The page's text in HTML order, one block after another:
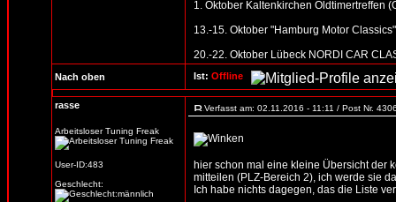
1. Oktober Kaltenkirchen Oldtimertreffen
13.-15. Oktober "Hamburg Motor
20.-22. Oktober Lübeck NORDI CAR
Nach oben Ist: Offline
rasse
Arbeitsloser Tuning Freak
User-ID:483
Geschlecht:
Verfasst am: 02.11.2016 - 11:11 / Post Nr.
hier schon mal eine kleine Übersicht der
mitteilen (PLZ-Bereich 2), ich werde sie
Ich habe nichts dagegen, das die Liste